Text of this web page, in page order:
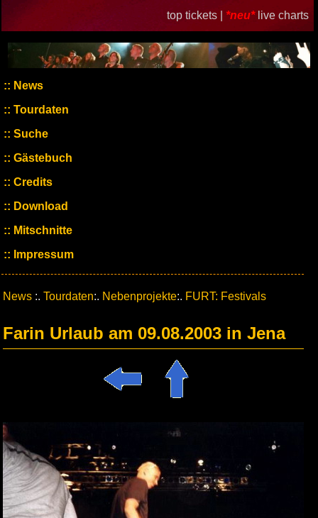
top tickets | *neu* live charts
News
Tourdaten
Suche
Gästebuch
Credits
Download
Mitschnitte
Impressum
News :. Tourdaten:. Nebenprojekte:. FURT: Festivals
Farin Urlaub am 09.08.2003 in Jena